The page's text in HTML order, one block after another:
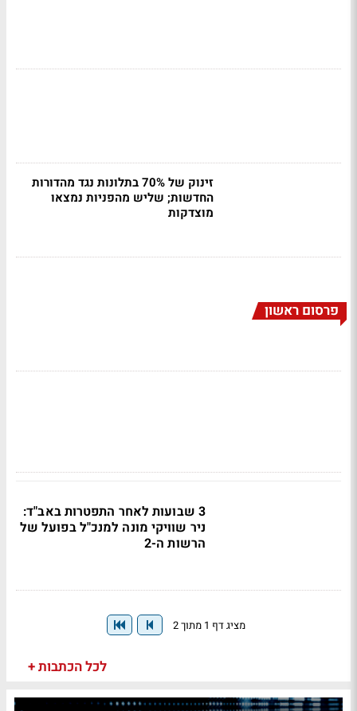
זינוק של 70% בתלונות נגד מהדורות
החדשות; שליש מהפניות נמצאו
מוצדקות
פרסום ראשון
3 שבועות לאחר התפטרות באב"ד:
ניר שוויקי מונה למנכ"ל בפועל של
הרשות ה-2
מציג דף 1 מתוך 2
לכל הכתבות +